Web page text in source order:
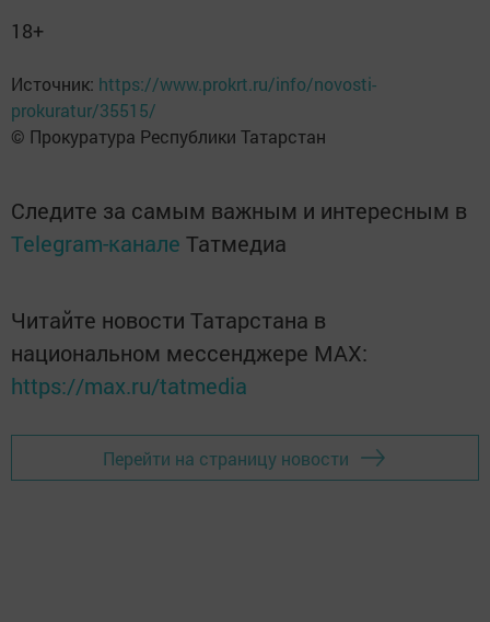
18+
Источник: https://www.prokrt.ru/info/novosti-
prokuratur/35515/
© Прокуратура Республики Татарстан
Следите за самым важным и интересным в
Telegram-канале Татмедиа
Читайте новости Татарстана в
национальном мессенджере MАХ:
https://max.ru/tatmedia
Перейти на страницу новости